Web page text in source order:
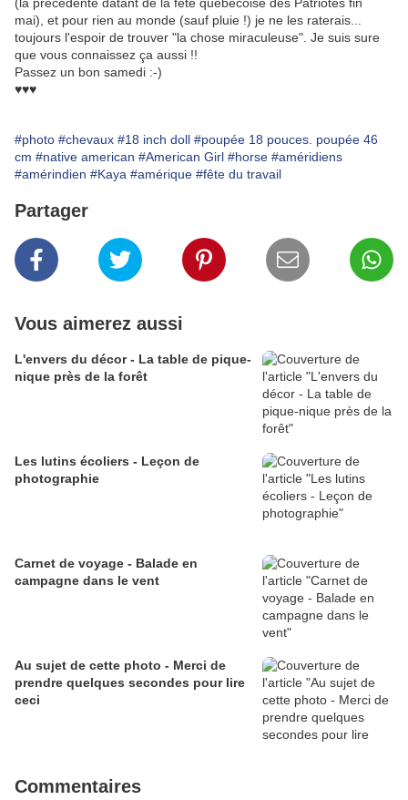
mai), et pour rien au monde (sauf pluie !) je ne les raterais...
toujours l'espoir de trouver "la chose miraculeuse". Je suis sure
que vous connaissez ça aussi !!
Passez un bon samedi :-)
♥♥♥
#photo #chevaux #18 inch doll #poupée 18 pouces. poupée 46
cm #native american #American Girl #horse #améridiens
#amérindien #Kaya #amérique #fête du travail
Partager
Vous aimerez aussi
L'envers du décor - La table de pique-
nique près de la forêt
Les lutins écoliers - Leçon de
photographie
Carnet de voyage - Balade en
campagne dans le vent
Au sujet de cette photo - Merci de
prendre quelques secondes pour lire
ceci
Commentaires